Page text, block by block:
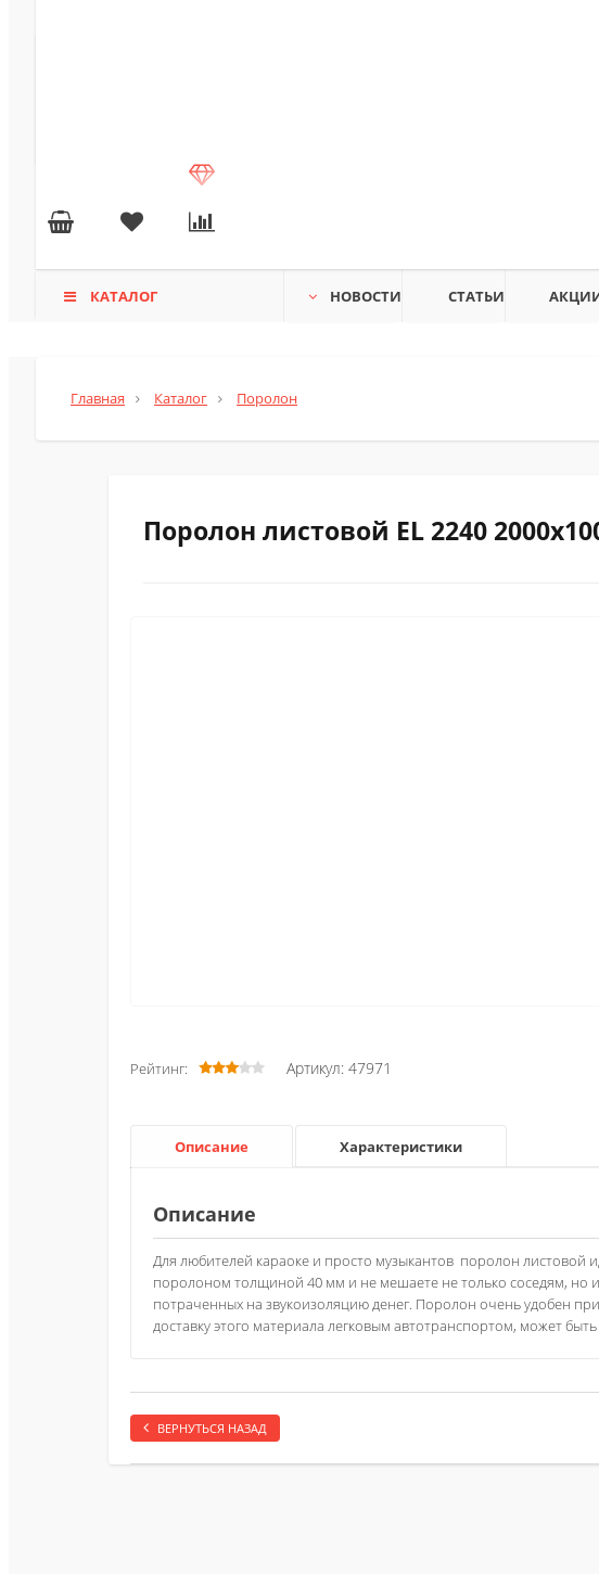
КАТАЛОГ НОВОСТИ СТАТЬИ
Главная Каталог Поролон
Поролон листовой EL 2240
Рейтинг: Артикул: 47971
Описание Характеристики
Описание
Для любителей караоке и просто музыкантов поролон листовой
поролоном толщиной 40 мм и не мешаете не только соседям, но
потраченных на звукоизоляцию денег. Поролон очень удобен
доставку этого материала легковым автотранспортом, может
ВЕРНУТЬСЯ НАЗАД